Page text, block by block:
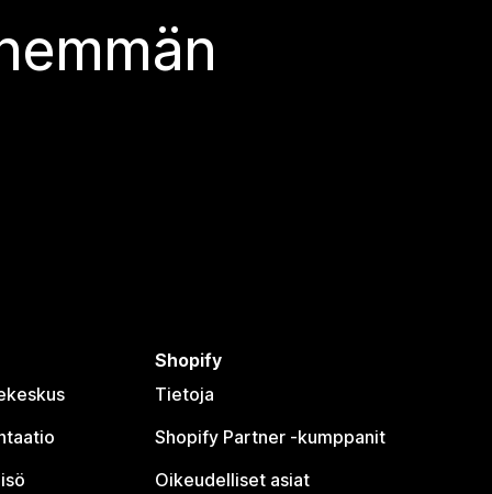
Shopify
Tietoja
Shopify Partner ‑kumppanit
Oikeudelliset asiat